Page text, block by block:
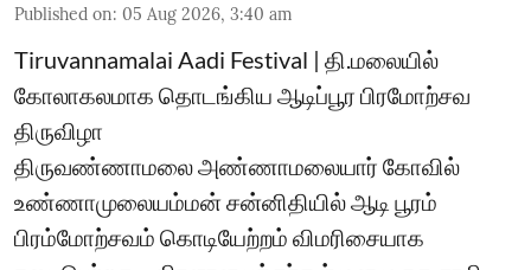
Published on: 05 Aug 2026, 3:40 am
Tiruvannamalai Aadi Festival | தி.மலையில்
கோலாகலமாக தொடங்கிய ஆடிப்பூர பிரமோற்சவ
திருவிழா
திருவண்ணாமலை அண்ணாமலையார் கோவில்
உண்ணாமுலையம்மன் சன்னிதியில் ஆடி பூரம்
பிரம்மோற்சவம் கொடியேற்றம் விமரிசையாக